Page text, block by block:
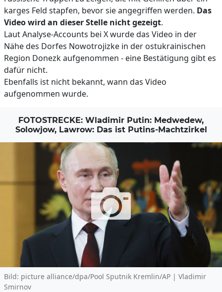
karges Feld stapfen, bevor sie angegriffen werden. Das
Video wird an dieser Stelle nicht gezeigt.
Laut Analyse-Accounts bei X wurde das Video in der
Nähe des Dorfes Nowotrojizke in der ostukrainischen
Region Donezk aufgenommen - eine Bestätigung gibt es
dafür nicht.
Ebenfalls ist nicht bekannt, wann das Video
aufgenommen wurde.
FOTOSTRECKE: Wladimir Putin: Medwedew,
Solowjow, Lawrow: Das ist Putins-Machtzirkel
Bild: picture alliance/dpa/Pool Sputnik Kremlin/AP | Vladimir
Smirnov